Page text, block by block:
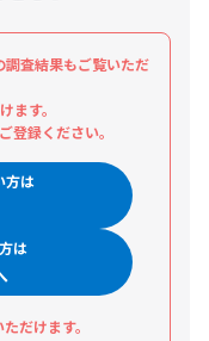
査結果もご覧いただ
ます。
登録ください。
方は
は
だけます。